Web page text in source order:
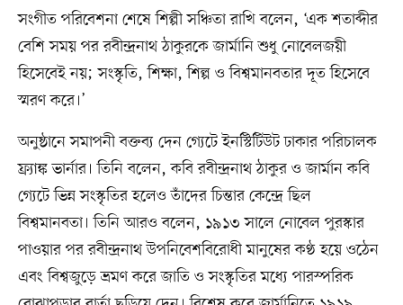
সংগীত পরিবেশনা শেষে শিল্পী সঞ্চিতা রাখি বলেন, ‘এক শতাব্দীর
বেশি সময় পর রবীন্দ্রনাথ ঠাকুরকে জার্মানি শুধু নোবেলজয়ী
হিসেবেই নয়; সংস্কৃতি, শিক্ষা, শিল্প ও বিশ্বমানবতার দূত হিসেবে
স্মরণ করে।’
অনুষ্ঠানে সমাপনী বক্তব্য দেন গ্যেটে ইনস্টিটিউট ঢাকার পরিচালক
ফ্র্যাঙ্ক ভার্নার। তিনি বলেন, কবি রবীন্দ্রনাথ ঠাকুর ও জার্মান কবি
গ্যেটে ভিন্ন সংস্কৃতির হলেও তাঁদের চিন্তার কেন্দ্রে ছিল
বিশ্বমানবতা। তিনি আরও বলেন, ১৯১৩ সালে নোবেল পুরস্কার
পাওয়ার পর রবীন্দ্রনাথ উপনিবেশবিরোধী মানুষের কণ্ঠ হয়ে ওঠেন
এবং বিশ্বজুড়ে ভ্রমণ করে জাতি ও সংস্কৃতির মধ্যে পারস্পরিক